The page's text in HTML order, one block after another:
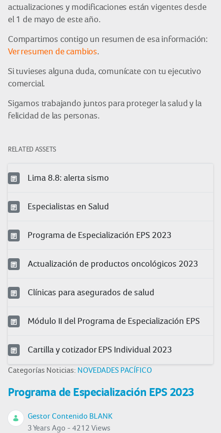
actualizaciones y modificaciones están vigentes desde
el 1 de mayo de este año.
Compartimos contigo un resumen de esa información:
Ver resumen de cambios.
Si tuvieses alguna duda, comunícate con tu ejecutivo
comercial.
Sigamos trabajando juntos para proteger la salud y la
felicidad de las personas.
RELATED ASSETS
Lima 8.8: alerta sismo
Especialistas en Salud
Programa de Especialización EPS 2023
Actualización de productos oncológicos 2023
Clínicas para asegurados de salud
Módulo II del Programa de Especialización EPS
Cartilla y cotizador EPS Individual 2023
Categorías Noticias: NOVEDADES PACÍFICO
Programa de Especialización EPS 2023
Gestor Contenido BLANK
3 Years Ago - 4212 Views